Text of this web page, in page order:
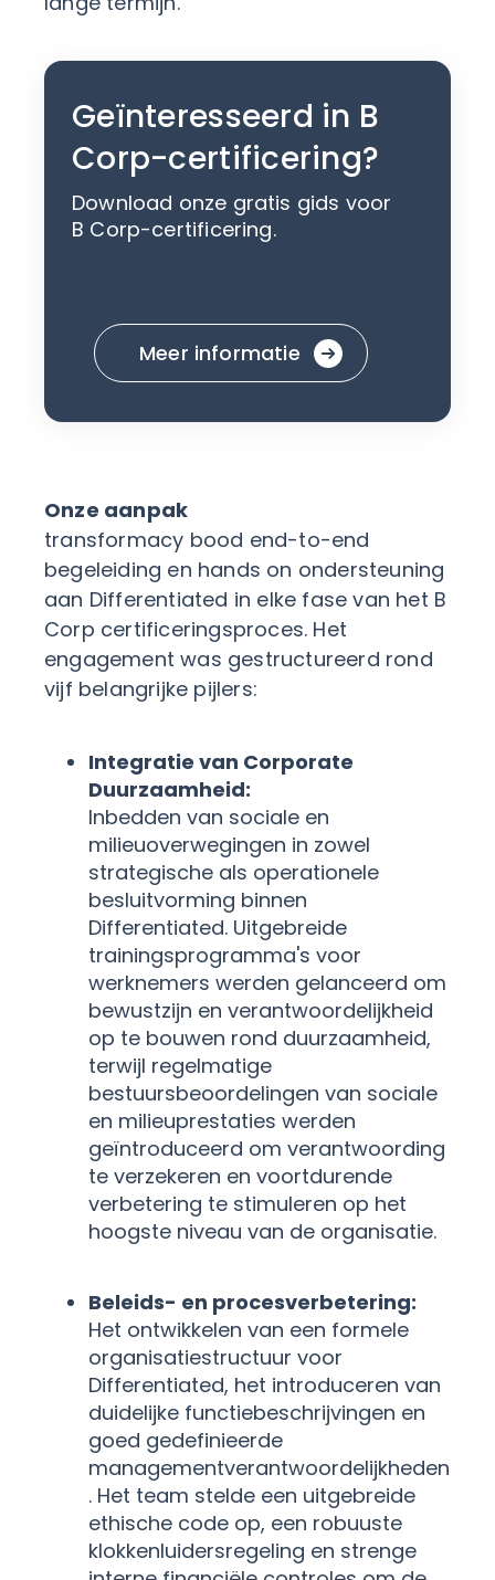
Geïnteresseerd in B
Corp-certificering?
Download onze gratis gids voor
B Corp-certificering.
Meer informatie
Onze aanpak
transformacy bood end-to-end
begeleiding en hands on ondersteuning
aan Differentiated in elke fase van het B
Corp certificeringsproces. Het
engagement was gestructureerd rond
vijf belangrijke pijlers:
Integratie van Corporate
Duurzaamheid:
Inbedden van sociale en
milieuoverwegingen in zowel
strategische als operationele
besluitvorming binnen
Differentiated. Uitgebreide
trainingsprogramma's voor
werknemers werden gelanceerd om
bewustzijn en verantwoordelijkheid
op te bouwen rond duurzaamheid,
terwijl regelmatige
bestuursbeoordelingen van sociale
en milieuprestaties werden
geïntroduceerd om verantwoording
te verzekeren en voortdurende
verbetering te stimuleren op het
hoogste niveau van de organisatie.
Beleids- en procesverbetering:
Het ontwikkelen van een formele
organisatiestructuur voor
Differentiated, het introduceren van
duidelijke functiebeschrijvingen en
goed gedefinieerde
managementverantwoordelijkheden
. Het team stelde een uitgebreide
ethische code op, een robuuste
klokkenluidersregeling en strenge